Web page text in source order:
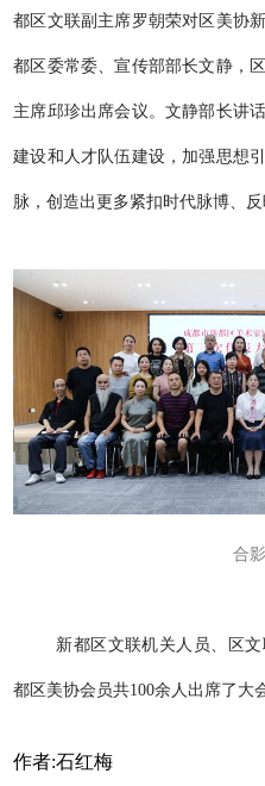
都区文联副主席罗朝荣对区美协
都区委常委、宣传部部长文静，
主席邱珍出席会议。文静部长讲
建设和人才队伍建设，加强思想
脉，创造出更多紧扣时代脉博、反
合
新都区文联机关人员、区
都区美协会员共100余人出席了大
作者:石红梅